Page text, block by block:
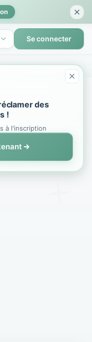
Se connecter
des
!
à l'inscription